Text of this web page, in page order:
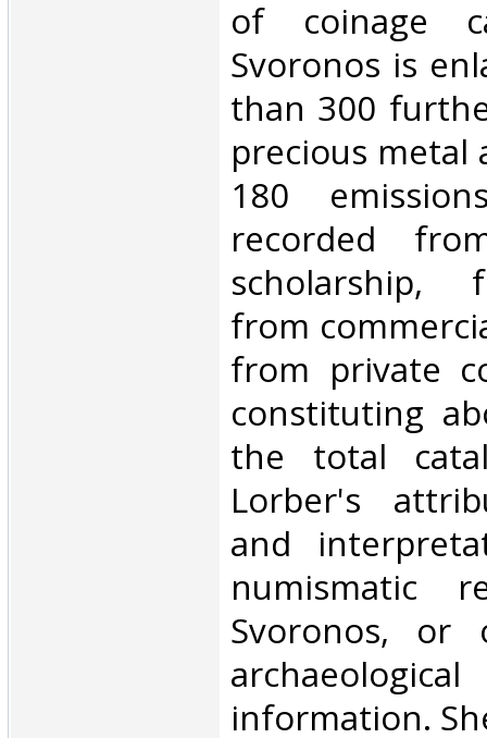
of coinage
Svoronos is
than 300
precious metal
180
recorded
scholarship,
from
from private
constituting
the total
Lorber's
and
numismatic
Svoronos,
information.